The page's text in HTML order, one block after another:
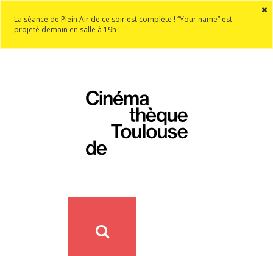
La séance de Plein Air de ce soir est complète ! “Your name” est
projeté demain en salle à 19h !